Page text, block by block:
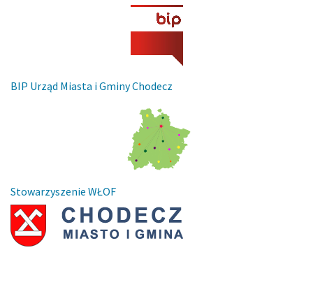
BIP Urząd Miasta i Gminy Chodecz
Stowarzyszenie WŁOF